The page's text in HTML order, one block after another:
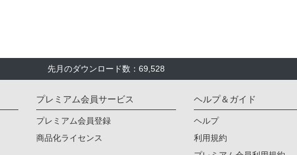
先月のダウンロード数：69,528
プレミアム会員サービス
プレミアム会員登録
商品化ライセンス
ヘルプ＆ガイド
ヘルプ
利用規約